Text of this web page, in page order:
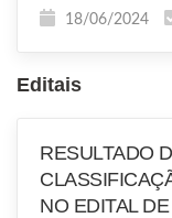
18/06/2024
Editais
RESULTADO
NO EDITAL